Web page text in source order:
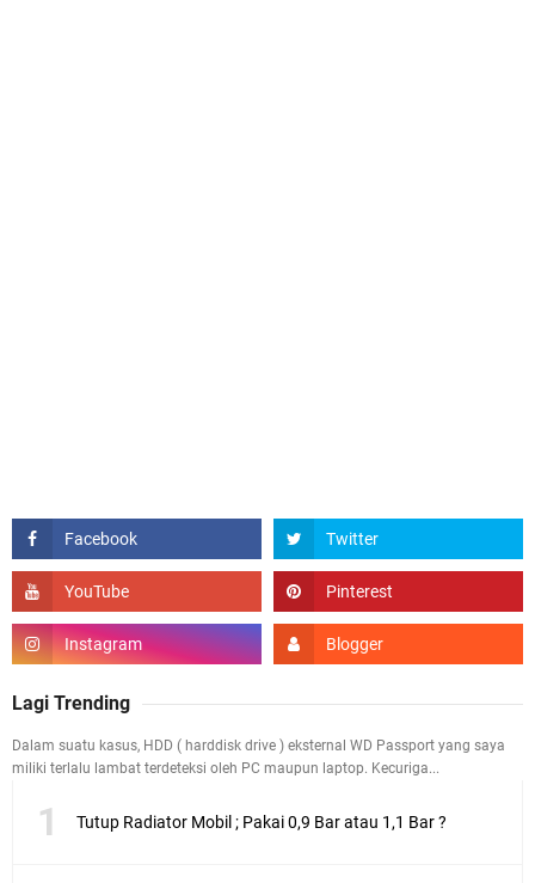
Lagi Trending
Dalam suatu kasus, HDD ( harddisk drive ) eksternal WD Passport yang saya
miliki terlalu lambat terdeteksi oleh PC maupun laptop. Kecuriga...
Tutup Radiator Mobil ; Pakai 0,9 Bar atau 1,1 Bar ?